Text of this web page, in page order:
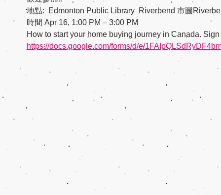
地點:  Edmonton Public Library  Riverbend 市圖
時間 Apr 16, 1:00 PM – 3:00 PM
How to start your home buying journey in Canada.
https://docs.google.com/forms/d/e/